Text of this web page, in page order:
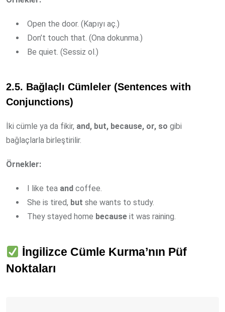
Open the door. (Kapıyı aç.)
Don’t touch that. (Ona dokunma.)
Be quiet. (Sessiz ol.)
2.5. Bağlaçlı Cümleler (Sentences with
Conjunctions)
İki cümle ya da fikir, and, but, because, or, so gibi
bağlaçlarla birleştirilir.
Örnekler:
I like tea and coffee.
She is tired, but she wants to study.
They stayed home because it was raining.
İngilizce Cümle Kurma’nın Püf
Noktaları